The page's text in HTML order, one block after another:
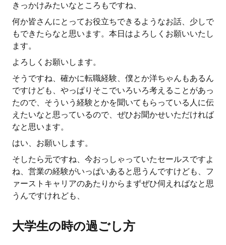
きっかけみたいなところもですね、
何か皆さんにとってお役立ちできるようなお話、少しで
もできたらなと思います。本日はよろしくお願いいたし
ます。
よろしくお願いします。
そうですね、確かに転職経験、僕とか洋ちゃんもあるん
ですけども、やっぱりそこでいろいろ考えることがあっ
たので、そういう経験とかを聞いてもらっている人に伝
えたいなと思っているので、ぜひお聞かせいただければ
なと思います。
はい、お願いします。
そしたら元ですね、今おっしゃっていたセールスですよ
ね、営業の経験がいっぱいあると思うんですけども、フ
ァーストキャリアのあたりからまずぜひ伺えればなと思
うんですけれども、
大学生の時の過ごし方